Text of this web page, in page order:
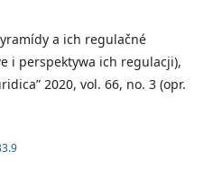
a ich regulačné
i perspektywa ich regulacji),
2020, vol. 66, no. 3 (opr.